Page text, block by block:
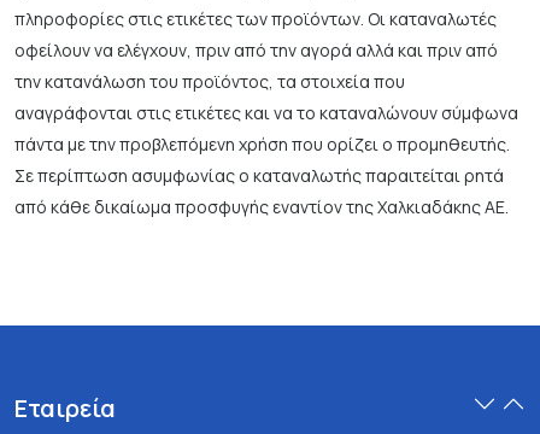
πληροφορίες στις ετικέτες των προϊόντων. Οι καταναλωτές
οφείλουν να ελέγχουν, πριν από την αγορά αλλά και πριν από
την κατανάλωση του προϊόντος, τα στοιχεία που
αναγράφονται στις ετικέτες και να το καταναλώνουν σύμφωνα
πάντα με την προβλεπόμενη χρήση που ορίζει ο προμηθευτής.
Σε περίπτωση ασυμφωνίας ο καταναλωτής παραιτείται ρητά
από κάθε δικαίωμα προσφυγής εναντίον της Χαλκιαδάκης ΑΕ.
Εταιρεία